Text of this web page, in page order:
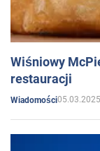
Wiśniowy
restauracji
Wiadomości